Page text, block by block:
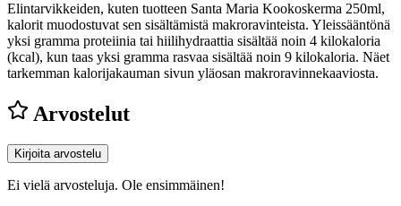
Elintarvikkeiden, kuten tuotteen Santa Maria Kookoskerma 250ml,
kalorit muodostuvat sen sisältämistä makroravinteista. Yleissääntönä
yksi gramma proteiinia tai hiilihydraattia sisältää noin 4 kilokaloria
(kcal), kun taas yksi gramma rasvaa sisältää noin 9 kilokaloria. Näet
tarkemman kalorijakauman sivun yläosan makroravinnekaaviosta.
Arvostelut
Kirjoita arvostelu
Ei vielä arvosteluja. Ole ensimmäinen!